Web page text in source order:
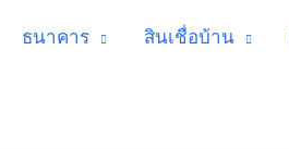
ธนาคาร สินเชื่อบ้าน